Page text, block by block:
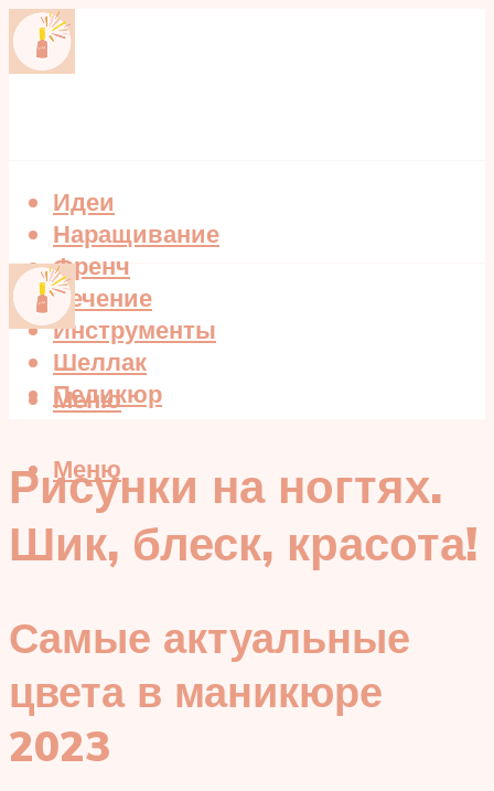
Идеи
Наращивание
Френч
Лечение
Инструменты
Шеллак
Педикюр
Меню
Меню
Рисунки на ногтях.
Шик, блеск, красота!
Самые актуальные
цвета в маникюре
2023